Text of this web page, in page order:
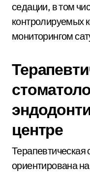
седации, в том
контролируемых
мониторингом
центре
Терапевтическая
ориентирована